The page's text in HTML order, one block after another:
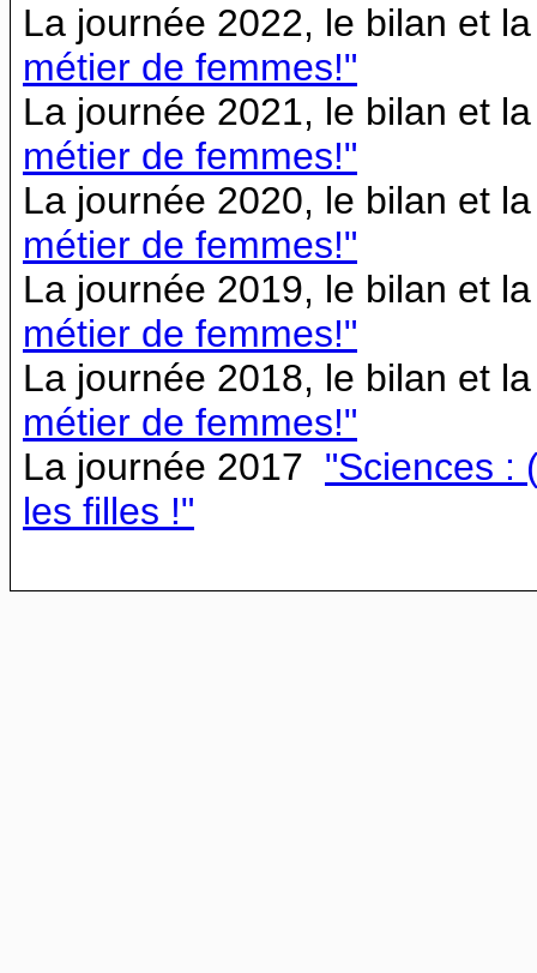
La journée 2022, le bilan et
métier de femmes!"
La journée 2021, le bilan et
métier de femmes!"
La journée 2020, le bilan et
métier de femmes!"
La journée 2019, le bilan et
métier de femmes!"
La journée 2018, le bilan et
métier de femmes!"
La journée 2017 "Sciences :
les filles !"